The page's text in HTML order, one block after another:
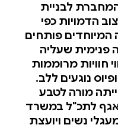
לבניית
הדמויות כפי
המיוחדים פותחים
פנימית שעליה
חוויות מרוממות
נוגעים ללב.
קוטב,ילידת 1944,הייתה מורה לטבע
לתכ"ל במשרד
נשים ויועצת